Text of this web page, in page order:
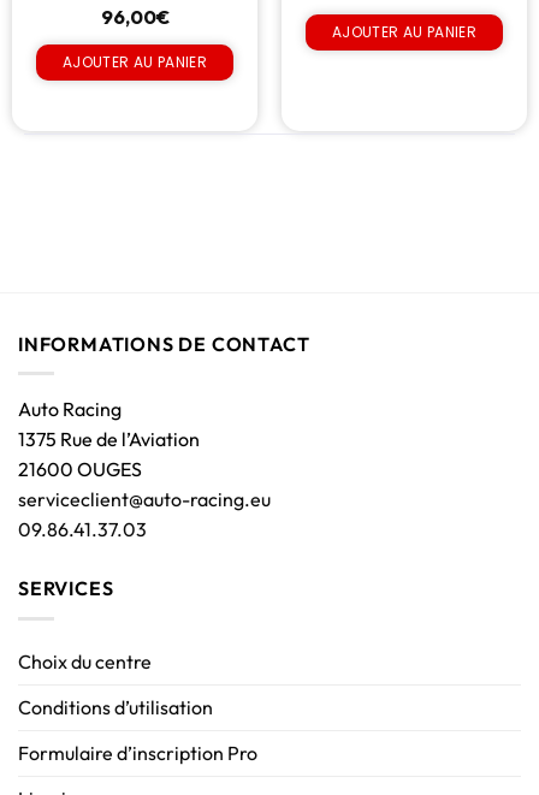
96,00€
AJOUTER AU PANIER
AJOUTER AU PANIER
INFORMATIONS DE CONTACT
Auto Racing
1375 Rue de l’Aviation
21600 OUGES
serviceclient@auto-racing.eu
09.86.41.37.03
SERVICES
Choix du centre
Conditions d’utilisation
Formulaire d’inscription Pro